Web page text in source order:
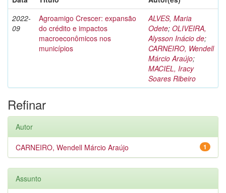
2022-
09
Agroamigo Crescer: expansão
do crédito e impactos
macroeconômicos nos
municípios
ALVES, Maria
Odete; OLIVEIRA,
Alysson Inácio de;
CARNEIRO, Wendell
Márcio Araújo;
MACIEL, Iracy
Soares Ribeiro
Refinar
Autor
1
CARNEIRO, Wendell Márcio Araújo
Assunto